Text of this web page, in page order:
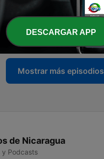
Fundamentales El Evangelio
Mostrar más episodios
de Nicaragua
y Podcasts
DESCARGAR APP